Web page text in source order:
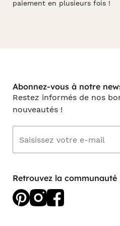
paiement en plusieurs fois !
Abonnez-vous à notre
Restez informés de nos
nouveautés !
Retrouvez la